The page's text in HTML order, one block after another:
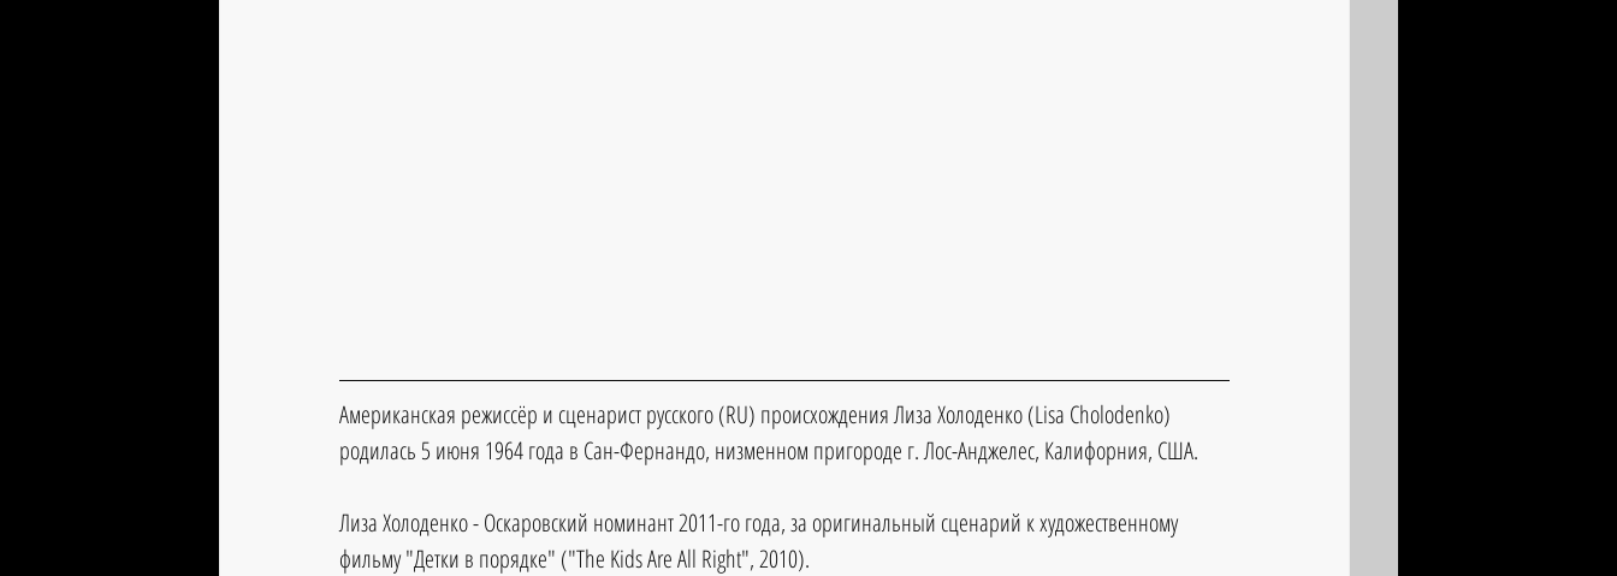
Американская режиссёр и сценарист русского (RU) происхождения Лиза Холоденко (Lisa Cholodenko)
родилась 5 июня 1964 года в Сан-Фернандо, низменном пригороде г. Лос-Анджелес, Калифорния, США.
Лиза Холоденко - Оскаровский номинант 2011-го года, за оригинальный сценарий к художественному
фильму "Детки в порядке" ("The Kids Are All Right", 2010).